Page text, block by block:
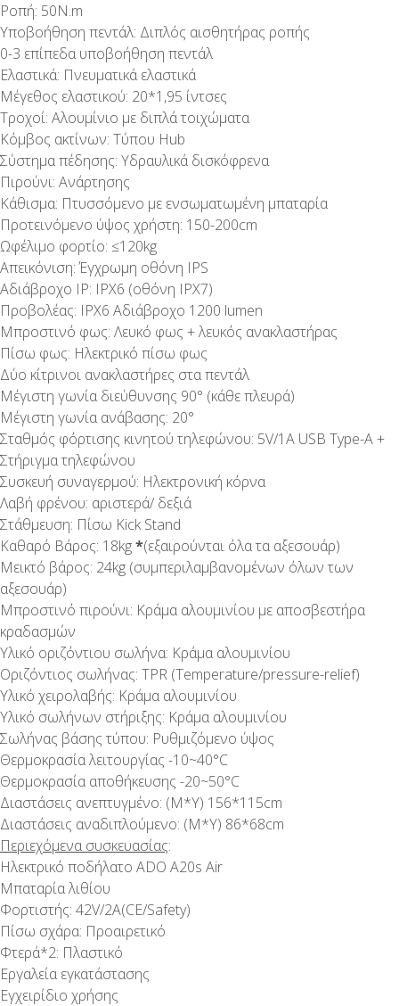
Ροπή: 50N.m
Υποβοήθηση πεντάλ: Διπλός αισθητήρας ροπής
0-3 επίπεδα υποβοήθηση πεντάλ
Ελαστικά: Πνευματικά ελαστικά
Μέγεθος ελαστικού: 20*1,95 ίντσες
Τροχοί: Αλουμίνιο με διπλά τοιχώματα
Κόμβος ακτίνων: Τύπου Hub
Σύστημα πέδησης: Υδραυλικά δισκόφρενα
Πιρούνι: Ανάρτησης
Κάθισμα: Πτυσσόμενο με ενσωματωμένη μπαταρία
Προτεινόμενο ύψος χρήστη: 150-200cm
Ωφέλιμο φορτίο: ≤120kg
Απεικόνιση: Έγχρωμη οθόνη IPS
Αδιάβροχο IP: IPX6 (οθόνη IPX7)
Προβολέας: IPX6 Αδιάβροχο 1200 lumen
Μπροστινό φως: Λευκό φως + λευκός ανακλαστήρας
Πίσω φως: Ηλεκτρικό πίσω φως
Δύο κίτρινοι ανακλαστήρες στα πεντάλ
Μέγιστη γωνία διεύθυνσης 90° (κάθε πλευρά)
Μέγιστη γωνία ανάβασης: 20°
Σταθμός φόρτισης κινητού τηλεφώνου: 5V/1A USB Type-A +
Στήριγμα τηλεφώνου
Συσκευή συναγερμού: Ηλεκτρονική κόρνα
Λαβή φρένου: αριστερά/ δεξιά
Στάθμευση: Πίσω Kick Stand
Καθαρό Βάρος: 18kg*(εξαιρούνται όλα τα αξεσουάρ)
Μεικτό βάρος: 24kg (συμπεριλαμβανομένων όλων των
αξεσουάρ)
Μπροστινό πιρούνι: Κράμα αλουμινίου με αποσβεστήρα
κραδασμών
Υλικό οριζόντιου σωλήνα: Κράμα αλουμινίου
Οριζόντιος σωλήνας: TPR (Temperature/pressure-relief)
Υλικό χειρολαβής: Κράμα αλουμινίου
Υλικό σωλήνων στήριξης: Κράμα αλουμινίου
Σωλήνας βάσης τύπου: Ρυθμιζόμενο ύψος
Θερμοκρασία λειτουργίας -10~40°C
Θερμοκρασία αποθήκευσης -20~50°C
Διαστάσεις ανεπτυγμένο: (Μ*Υ) 156*115cm
Διαστάσεις αναδιπλούμενο: (Μ*Υ) 86*68cm
Περιεχόμενα συσκευασίας:
Ηλεκτρικό ποδήλατο ADO A20s Air
Μπαταρία λιθίου
Φορτιστής: 42V/2A(CE/Safety)
Πίσω σχάρα: Προαιρετικό
Φτερά*2: Πλαστικό
Εργαλεία εγκατάστασης
Εγχειρίδιο χρήσης